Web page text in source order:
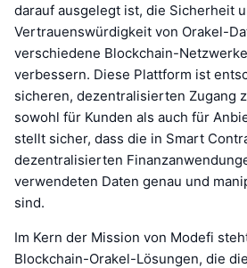
darauf ausgelegt ist, die Sicherheit
Vertrauenswürdigkeit von Orakel-
verschiedene Blockchain-
verbessern. Diese Plattform ist
sicheren, dezentralisierten Zugang
sowohl für Kunden als auch für
stellt sicher, dass die in Smart
dezentralisierten
verwendeten Daten genau und
sind.
Im Kern der Mission von Modefi
Blockchain-Orakel-Lösungen, die